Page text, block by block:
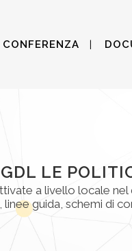
CONFERENZA
GDL LE
a livello locale
guida, schemi di